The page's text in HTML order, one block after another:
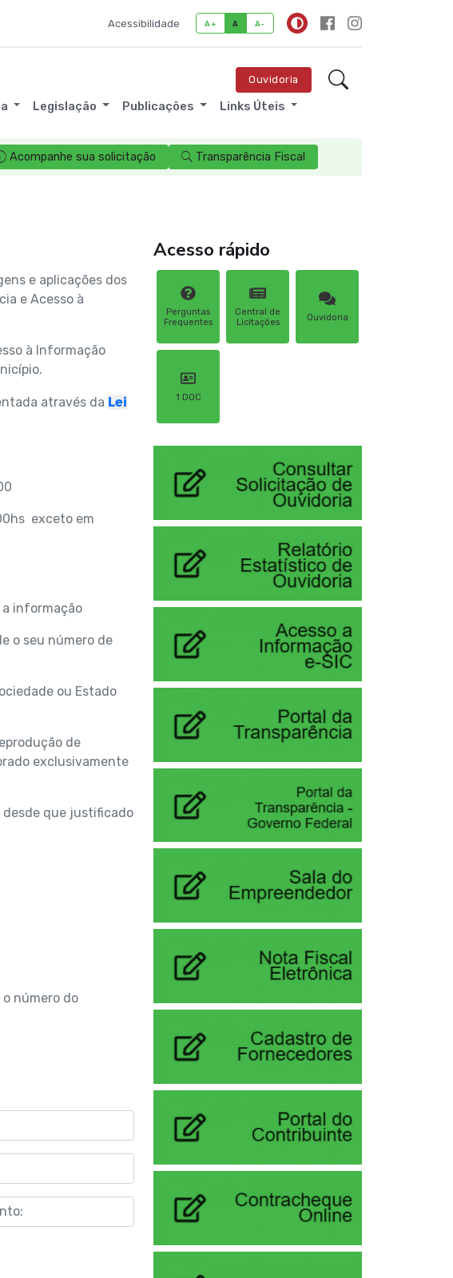
Acessibilidade A+ A A-
Legislação Publicações Links Úteis
Ouvidoria
Acompanhe sua solicitação Transparência Fiscal
e aplicações dos
e Acesso à
à Informação
através da Lei
exceto em
informação
o seu número de
ou Estado
de
exclusivamente
desde que justificado
número do
Acesso rápido
Perguntas
Frequentes
Central de
Licitações
Ouvidoria
1 DOC